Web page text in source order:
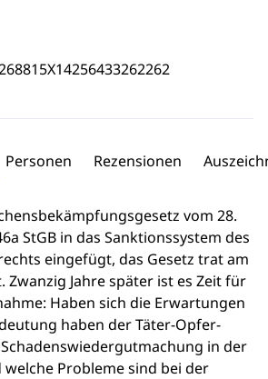
Personen Rezensionen
vom 28.
StGB in das Sanktionssystem des
eingefügt, das Gesetz trat am
Zwanzig Jahre später ist es Zeit für
Haben sich die Erwartungen
haben der Täter-Opfer-
in der
Probleme sind bei der